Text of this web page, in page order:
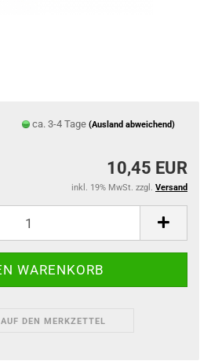
ca. 3-4 Tage (Ausland abweichend)
10,45 EUR
inkl. 19% MwSt. zzgl. Versand
AUF DEN MERKZETTEL